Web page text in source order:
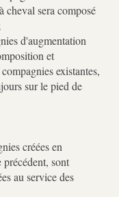
cheval sera composé
d'augmentation
et
existantes,
sur le pied de
créées en
sont
au service des